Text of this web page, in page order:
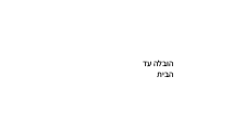
הובלה עד
הבית